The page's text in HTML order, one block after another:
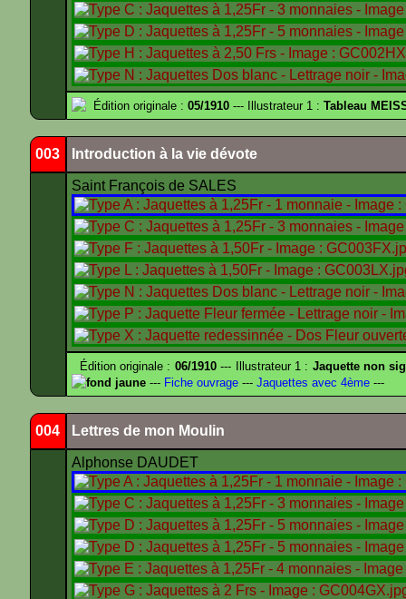
Édition originale : 05/1910 --- Illustrateur 1 : Tableau
003 Introduction à la vie dévote
Saint François de SALES
Édition originale : 06/1910--- Illustrateur 1 : Jaquette non
fond jaune --- Fiche ouvrage --- Jaquettes avec 4ème ---
004 Lettres de mon Moulin
Alphonse DAUDET